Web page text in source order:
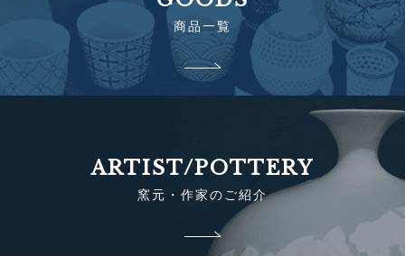
商品一覧
ARTIST/POTTERY
窯元・作家のご紹介